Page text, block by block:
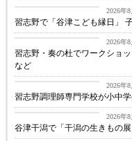
2026年8
習志野で「谷津こども縁日」
習志野経済新聞
2026年8
習志野・奏の杜でワークショ
など
習志野経済新聞
2026年8
習志野調理師専門学校が小中
習志野経済新聞
2026年8
谷津干潟で「干潟の生きもの